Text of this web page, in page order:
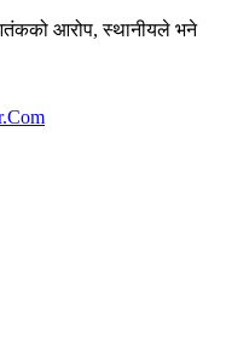
आरोप, स्थानीयले भने